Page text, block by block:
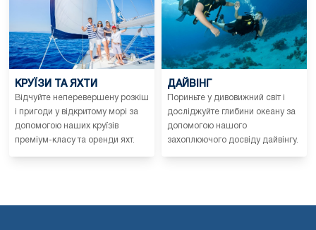
КРУЇЗИ ТА ЯХТИ
Відчуйте неперевершену розкіш
і пригоди у відкритому морі за
допомогою наших круїзів
преміум-класу та оренди яхт.
ДАЙВІНГ
Пориньте у дивовижний світ і
досліджуйте глибини океану за
допомогою нашого
захоплюючого досвіду дайвінгу.